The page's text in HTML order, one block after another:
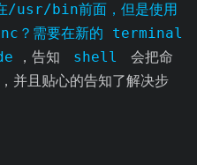
usr/bin前面，但是使用
？需要在新的 terminal
，告知 shell
会把命
并且贴心的告知了解决步